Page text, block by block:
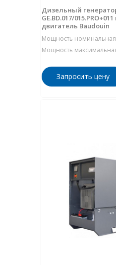
Дизельный
GE.BD.017/
двигатель Baudouin
Мощность
Мощность
Запросить цену